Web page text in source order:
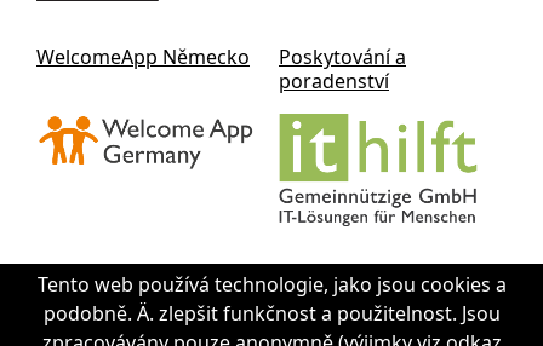
Tento web používá technologie, jako jsou cookies a
podobně. Ä. zlepšit funkčnost a použitelnost. Jsou
WelcomeApp Německo
Poskytování a
poradenství
Contact IThilft gGmbH